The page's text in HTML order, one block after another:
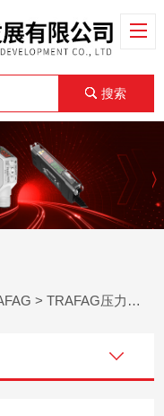
搜索
>TRAFAG压力传感器